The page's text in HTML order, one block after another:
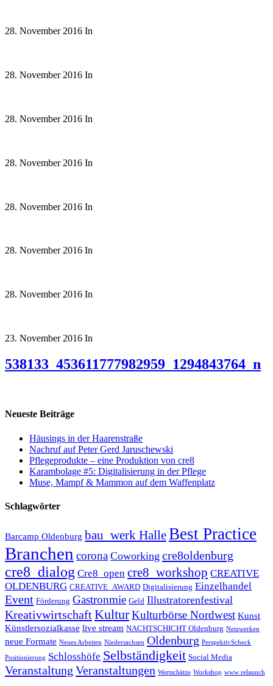
28. November 2016 In
28. November 2016 In
28. November 2016 In
28. November 2016 In
28. November 2016 In
28. November 2016 In
28. November 2016 In
23. November 2016 In
538133_453611777982959_1294843764_n
Neueste Beiträge
Häusings in der Haarenstraße
Nachruf auf Peter Gerd Jaruschewski
Pflegeprodukte – eine Produktion von cre8
Karambolage #5: Digitalisierung in der Pflege
Muse, Mampf & Mammon auf dem Waffenplatz
Schlagwörter
Barcamp Oldenburg bau_werk HalleBest Practice
Branchen corona Coworking cre8oldenburg
cre8_dialog Cre8_open cre8_workshop CREATIVE
OLDENBURG CREATIVE_AWARD Digitalisierung Einzelhandel
Event Förderung Gastronmie Geld Illustratorenfestival
KreativwirtschaftKulturKulturbörse Nordwest Kunst
Künstlersozialkasse live stream NACHTSCHICHT Oldenburg Netzwerken
neue Formate Neues Arbeiten Niedersachsen Oldenburg PerspektivScheck
Positionierung Schlosshöfe Selbständigkeit Social Media
Veranstaltung Veranstaltungen Wertschätze Workshop www relaunch